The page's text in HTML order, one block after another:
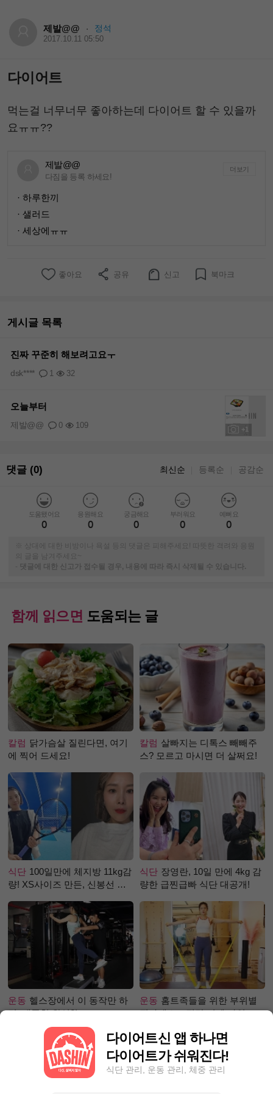
제발@@ · 정석
2017.10.11 05:50
다이어트
먹는걸 너무너무 좋아하는데 다이어트 할 수 있을까
요ㅠㅠ??
제발@@
다짐을 등록 하세요!
더보기
· 하루한끼
· 샐러드
· 세상에ㅠㅠ
좋아요 공유 신고 북마크
게시글 목록
진짜 꾸준히 해보려고요ㅜ
1 32
dsk****
+1
오늘부터
0 109
제발@@
댓글 (0) 최신순 등록순 공감순
도움됐어요
0
응원해요
0
궁금해요
0
부러워요
0
예뻐요
0
※ 상대에 대한 비방이나 욕설 등의 댓글은 피해주세요! 따뜻한 격려와 응원
의 글을 남겨주세요~
-
댓글에 대한 신고가 접수될 경우, 내용에 따라 즉시 삭제될 수 있습니다.
함께 읽으면 도움되는 글
칼럼 닭가슴살 질린다면, 여기
에 찍어 드세요!
칼럼 살빠지는 디톡스 빼빼주
스? 모르고 마시면 더 살쩌요!
식단 100일만에 체지방 11kg감
량! XS사이즈 만든, 신봉선 식
식단 장영란, 10일 만에 4kg 감
량한 급찐급빠 식단 대공개!
운동 헬스장에서 이 동작만 하
면, 애플힙 완성?!
운동 홈트족들을 위한 부위별
필라테스 – 직각 어깨 라인 만
다이어트신 앱 하나면
다이어트가 쉬워진다!
식단 관리, 운동 관리, 체중 관리